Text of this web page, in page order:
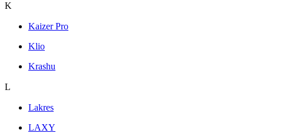
K
Kaizer Pro
Klio
Krashu
L
Lakres
LAXY